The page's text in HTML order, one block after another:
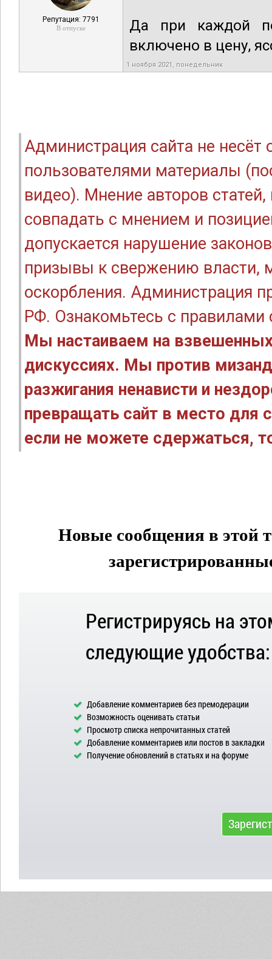
Репутация: 7791
В отпуске
Да при каждой
включено в цену,
1 ноября 2021, понедельник
Администрация сайта не
пользователями материалы
видео). Мнение авторов
совпадать с мнением и
допускается нарушение
призывы к свержению власти,
оскорбления. Администрация
РФ. Ознакомьтесь с правилами
Мы настаиваем на
дискуссиях. Мы против
разжигания ненависти и
превращать сайт в место для
если не можете сдержаться,
Новые сообщения в этой
Регистрируясь на
следующие удобства:
Добавление комментариев без премодерации
Возможность оценивать статьи
Просмотр списка непрочитанных статей
Добавление комментариев или постов в закладки
Получение обновлений в статьях и на форуме